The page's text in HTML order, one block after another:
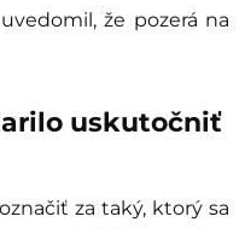
že pozerá na
uskutočniť
za taký, ktorý sa